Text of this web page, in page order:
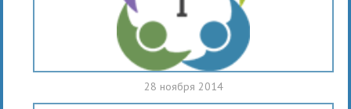
28 ноября 2014